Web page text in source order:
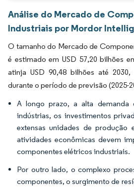
Análise do Mercado de
Industriais por Mordor
O tamanho do Mercado de
é estimado em USD 57,20 bilhões
atinja USD 90,48 bilhões até
durante o período de previsão (2025-
A longo prazo, a alta demanda
indústrias, os investimentos
extensas unidades de produção
atividades econômicas devem
componentes elétricos industriais.
Por outro lado, o complexo
componentes, o surgimento de